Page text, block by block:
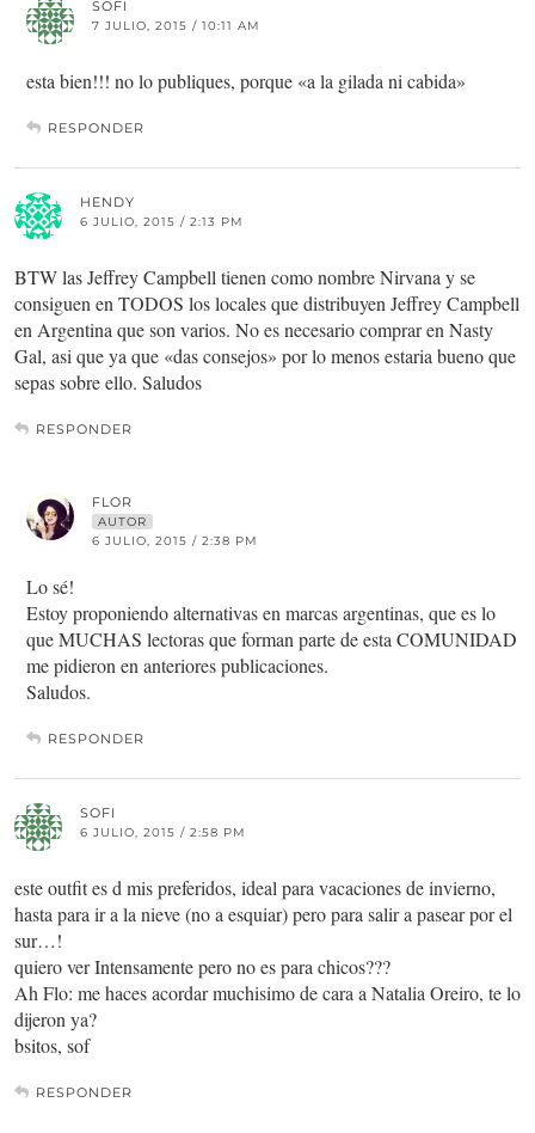
SOFI
7 JULIO, 2015 / 10:11 AM
esta bien!!! no lo publiques, porque «a la gilada ni cabida»
RESPONDER
HENDY
6 JULIO, 2015 / 2:13 PM
BTW las Jeffrey Campbell tienen como nombre Nirvana y se
consiguen en TODOS los locales que distribuyen Jeffrey Campbell
en Argentina que son varios. No es necesario comprar en Nasty
Gal, asi que ya que «das consejos» por lo menos estaria bueno que
sepas sobre ello. Saludos
RESPONDER
FLOR
AUTOR
6 JULIO, 2015 / 2:38 PM
Lo sé!
Estoy proponiendo alternativas en marcas argentinas, que es lo
que MUCHAS lectoras que forman parte de esta COMUNIDAD
me pidieron en anteriores publicaciones.
Saludos.
RESPONDER
SOFI
6 JULIO, 2015 / 2:58 PM
este outfit es d mis preferidos, ideal para vacaciones de invierno,
hasta para ir a la nieve (no a esquiar) pero para salir a pasear por el
sur…!
quiero ver Intensamente pero no es para chicos???
Ah Flo: me haces acordar muchisimo de cara a Natalia Oreiro, te lo
dijeron ya?
bsitos, sof
RESPONDER